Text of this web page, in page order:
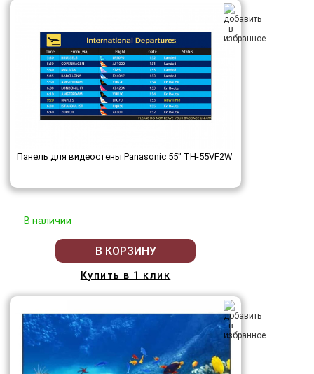
Панель для видеостены Panasonic 55" TH-55VF2W
В наличии
В КОРЗИНУ
Купить в 1 клик